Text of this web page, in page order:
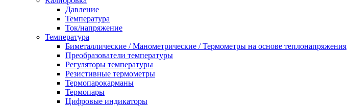
Давление
Температура
Ток/напряжение
Температура
Биметаллические / Манометрические / Термометры на основе теплонапряжения
Преобразователи температуры
Регуляторы температуры
Резистивные термометры
Термопарокарманы
Термопары
Цифровые индикаторы